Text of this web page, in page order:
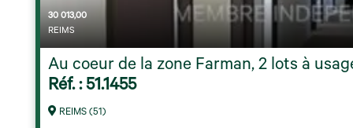
30 013,00
REIMS
Au coeur de la zone Farman, 2 lots à
Réf. : 51.1455
REIMS (51)